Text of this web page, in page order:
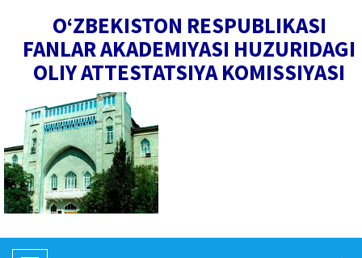
O‘ZBEKISTON RESPUBLIKASI
FANLAR AKADEMIYASI HUZURIDAGI
OLIY ATTESTATSIYA KOMISSIYASI